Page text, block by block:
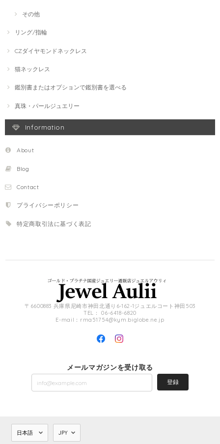
その他
リング/指輪
CZダイヤモンドネックレス
猫ネックレス
鑑別書またはオプションで鑑別書を選べる
真珠・パールジュエリー
Information
About
Blog
Contact
プライバシーポリシー
特定商取引法に基づく表記
〒6600883 兵庫県尼崎市神田北通り6-162-1ジュエルコート神田503
TEL： 06-6418-6820
E-mail： rma51754@kym.biglobe.ne.jp
メールマガジンを受け取る
登録